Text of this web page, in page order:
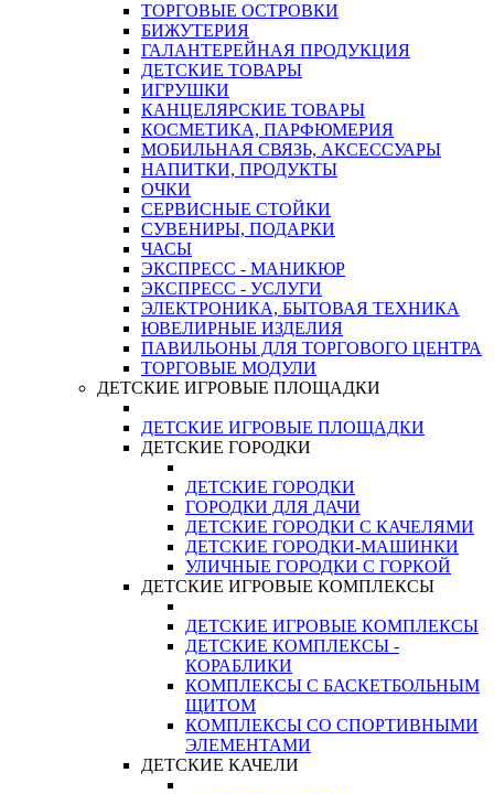
ТОРГОВЫЕ ОСТРОВКИ
БИЖУТЕРИЯ
ГАЛАНТЕРЕЙНАЯ ПРОДУКЦИЯ
ДЕТСКИЕ ТОВАРЫ
ИГРУШКИ
КАНЦЕЛЯРСКИЕ ТОВАРЫ
КОСМЕТИКА, ПАРФЮМЕРИЯ
МОБИЛЬНАЯ СВЯЗЬ, АКСЕССУАРЫ
НАПИТКИ, ПРОДУКТЫ
ОЧКИ
СЕРВИСНЫЕ СТОЙКИ
СУВЕНИРЫ, ПОДАРКИ
ЧАСЫ
ЭКСПРЕСС - МАНИКЮР
ЭКСПРЕСС - УСЛУГИ
ЭЛЕКТРОНИКА, БЫТОВАЯ ТЕХНИКА
ЮВЕЛИРНЫЕ ИЗДЕЛИЯ
ПАВИЛЬОНЫ ДЛЯ ТОРГОВОГО ЦЕНТРА
ТОРГОВЫЕ МОДУЛИ
ДЕТСКИЕ ИГРОВЫЕ ПЛОЩАДКИ
ДЕТСКИЕ ИГРОВЫЕ ПЛОЩАДКИ
ДЕТСКИЕ ГОРОДКИ
ДЕТСКИЕ ГОРОДКИ
ГОРОДКИ ДЛЯ ДАЧИ
ДЕТСКИЕ ГОРОДКИ С КАЧЕЛЯМИ
ДЕТСКИЕ ГОРОДКИ-МАШИНКИ
УЛИЧНЫЕ ГОРОДКИ С ГОРКОЙ
ДЕТСКИЕ ИГРОВЫЕ КОМПЛЕКСЫ
ДЕТСКИЕ ИГРОВЫЕ КОМПЛЕКСЫ
ДЕТСКИЕ КОМПЛЕКСЫ -
КОРАБЛИКИ
КОМПЛЕКСЫ С БАСКЕТБОЛЬНЫМ
ЩИТОМ
КОМПЛЕКСЫ СО СПОРТИВНЫМИ
ЭЛЕМЕНТАМИ
ДЕТСКИЕ КАЧЕЛИ